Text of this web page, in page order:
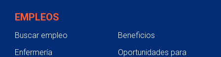
EMPLEOS
Buscar empleo
Beneficios
Enfermería
Oportunidades para